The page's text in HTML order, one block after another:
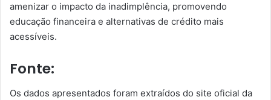
amenizar o impacto da inadimplência, promovendo
educação financeira e alternativas de crédito mais
acessíveis.
Fonte:
Os dados apresentados foram extraídos do site oficial da